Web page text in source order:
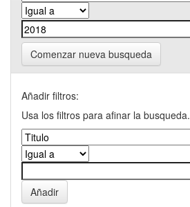
Comenzar nueva busqueda
Añadir filtros:
Usa los filtros para afinar la busqueda.